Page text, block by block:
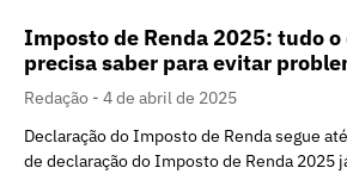
Imposto de Renda 2025: tudo o
precisa saber para evitar
Redação
4 de abril de 2025
Declaração do Imposto de Renda segue
de declaração do Imposto de Renda 2025